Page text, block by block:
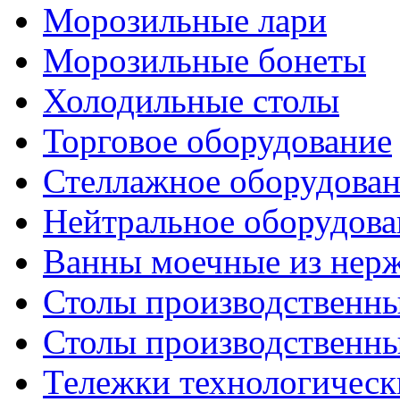
Морозильные лари
Морозильные бонеты
Холодильные столы
Торговое оборудование
Стеллажное
Нейтральное
Ванны моечные из
Столы
Столы
Тележки